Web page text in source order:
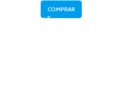
COMPRAR